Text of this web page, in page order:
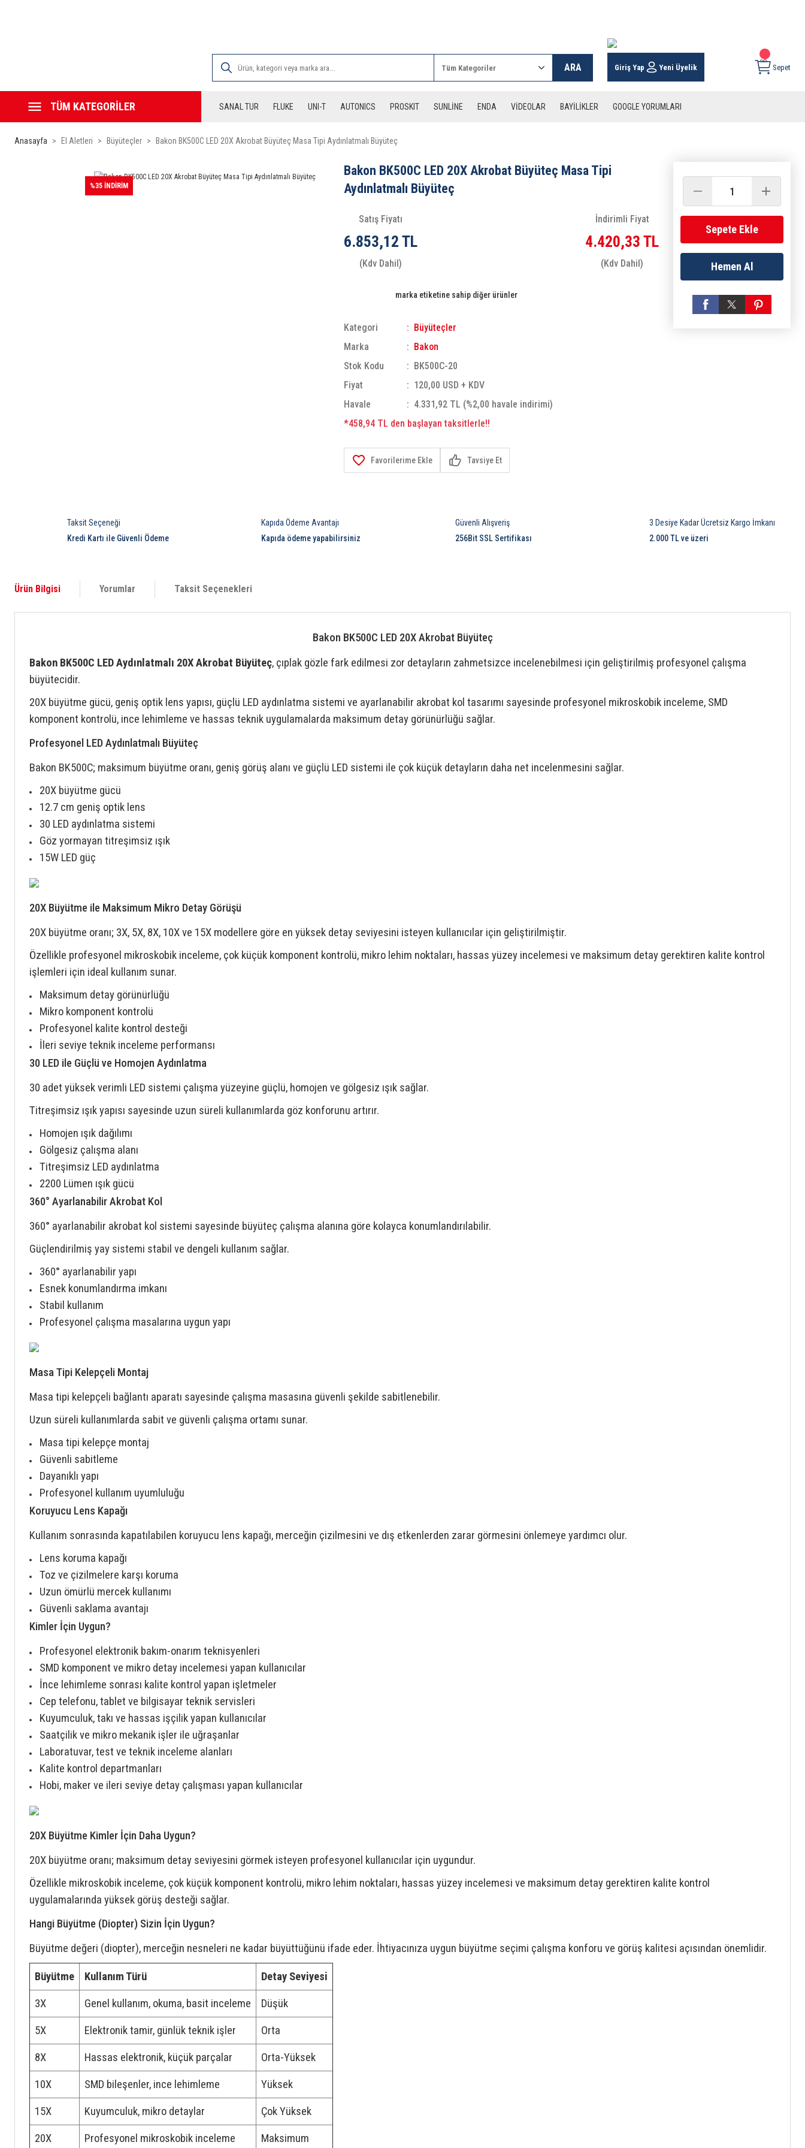
ARA Giriş Yap Yeni Üyelik Sepet
TÜM KATEGORİLER SANAL TUR FLUKE UNI-T AUTONICS PROSKIT SUNLİNE ENDA VİDEOLAR BAYİLİKLER GOOGLE YORUMLARI
Anasayfa El Aletleri Büyüteçler Bakon BK500C LED 20X Akrobat Büyüteç Masa Tipi Aydınlatmalı Büyüteç
%35 İNDİRİM
Bakon BK500C LED 20X Akrobat Büyüteç Masa Tipi
Aydınlatmalı Büyüteç
Satış Fiyatı
6.853,12 TL
(Kdv Dahil)
İndirimli Fiyat
4.420,33 TL
(Kdv Dahil)
marka etiketine sahip diğer ürünler
Kategori
Büyüteçler
Marka
Bakon
Stok Kodu
BK500C-20
Fiyat
120,00 USD + KDV
Havale
4.331,92 TL (%2,00 havale indirimi)
*458,94 TL den başlayan taksitlerle!!
Tavsiye Et
Sepete Ekle
Hemen Al
3 Desiye Kadar Ücretsiz Kargo İmkanı
2.000 TL ve üzeri
Kapıda Ödeme Avantajı
Kapıda ödeme yapabilirsiniz
Güvenli Alışveriş
256Bit SSL Sertifikası
Taksit Seçeneği
Kredi Kartı ile Güvenli Ödeme
Ürün Bilgisi Yorumlar Taksit Seçenekleri
Bakon BK500C LED 20X Akrobat Büyüteç
Bakon BK500C LED Aydınlatmalı 20X Akrobat Büyüteç, çıplak gözle fark edilmesi zor detayların zahmetsizce incelenebilmesi için geliştirilmiş profesyonel çalışma
büyütecidir.
20X büyütme gücü, geniş optik lens yapısı, güçlü LED aydınlatma sistemi ve ayarlanabilir akrobat kol tasarımı sayesinde profesyonel mikroskobik inceleme, SMD
komponent kontrolü, ince lehimleme ve hassas teknik uygulamalarda maksimum detay görünürlüğü sağlar.
Profesyonel LED Aydınlatmalı Büyüteç
Bakon BK500C; maksimum büyütme oranı, geniş görüş alanı ve güçlü LED sistemi ile çok küçük detayların daha net incelenmesini sağlar.
20X büyütme gücü
12.7 cm geniş optik lens
30 LED aydınlatma sistemi
Göz yormayan titreşimsiz ışık
15W LED güç
20X Büyütme ile Maksimum Mikro Detay Görüşü
20X büyütme oranı; 3X, 5X, 8X, 10X ve 15X modellere göre en yüksek detay seviyesini isteyen kullanıcılar için geliştirilmiştir.
Özellikle profesyonel mikroskobik inceleme, çok küçük komponent kontrolü, mikro lehim noktaları, hassas yüzey incelemesi ve maksimum detay gerektiren kalite kontrol
işlemleri için ideal kullanım sunar.
Maksimum detay görünürlüğü
Mikro komponent kontrolü
Profesyonel kalite kontrol desteği
İleri seviye teknik inceleme performansı
30 LED ile Güçlü ve Homojen Aydınlatma
30 adet yüksek verimli LED sistemi çalışma yüzeyine güçlü, homojen ve gölgesiz ışık sağlar.
Titreşimsiz ışık yapısı sayesinde uzun süreli kullanımlarda göz konforunu artırır.
Homojen ışık dağılımı
Gölgesiz çalışma alanı
Titreşimsiz LED aydınlatma
2200 Lümen ışık gücü
360° Ayarlanabilir Akrobat Kol
360° ayarlanabilir akrobat kol sistemi sayesinde büyüteç çalışma alanına göre kolayca konumlandırılabilir.
Güçlendirilmiş yay sistemi stabil ve dengeli kullanım sağlar.
360° ayarlanabilir yapı
Esnek konumlandırma imkanı
Stabil kullanım
Profesyonel çalışma masalarına uygun yapı
Masa Tipi Kelepçeli Montaj
Masa tipi kelepçeli bağlantı aparatı sayesinde çalışma masasına güvenli şekilde sabitlenebilir.
Uzun süreli kullanımlarda sabit ve güvenli çalışma ortamı sunar.
Masa tipi kelepçe montaj
Güvenli sabitleme
Dayanıklı yapı
Profesyonel kullanım uyumluluğu
Koruyucu Lens Kapağı
Kullanım sonrasında kapatılabilen koruyucu lens kapağı, merceğin çizilmesini ve dış etkenlerden zarar görmesini önlemeye yardımcı olur.
Lens koruma kapağı
Toz ve çizilmelere karşı koruma
Uzun ömürlü mercek kullanımı
Güvenli saklama avantajı
Kimler İçin Uygun?
Profesyonel elektronik bakım-onarım teknisyenleri
SMD komponent ve mikro detay incelemesi yapan kullanıcılar
İnce lehimleme sonrası kalite kontrol yapan işletmeler
Cep telefonu, tablet ve bilgisayar teknik servisleri
Kuyumculuk, takı ve hassas işçilik yapan kullanıcılar
Saatçilik ve mikro mekanik işler ile uğraşanlar
Laboratuvar, test ve teknik inceleme alanları
Kalite kontrol departmanları
Hobi, maker ve ileri seviye detay çalışması yapan kullanıcılar
20X Büyütme Kimler İçin Daha Uygun?
20X büyütme oranı; maksimum detay seviyesini görmek isteyen profesyonel kullanıcılar için uygundur.
Özellikle mikroskobik inceleme, çok küçük komponent kontrolü, mikro lehim noktaları, hassas yüzey incelemesi ve maksimum detay gerektiren kalite kontrol
uygulamalarında yüksek görüş desteği sağlar.
Hangi Büyütme (Diopter) Sizin İçin Uygun?
Büyütme değeri (diopter), merceğin nesneleri ne kadar büyüttüğünü ifade eder. İhtiyacınıza uygun büyütme seçimi çalışma konforu ve görüş kalitesi açısından önemlidir.
Büyütme Kullanım Türü Detay Seviyesi
3X Genel kullanım, okuma, basit inceleme Düşük
5X Elektronik tamir, günlük teknik işler Orta
8X Hassas elektronik, küçük parçalar Orta-Yüksek
10X SMD bileşenler, ince lehimleme Yüksek
15X Kuyumculuk, mikro detaylar Çok Yüksek
20X Profesyonel mikroskobik inceleme Maksimum